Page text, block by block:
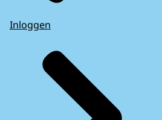
Inloggen